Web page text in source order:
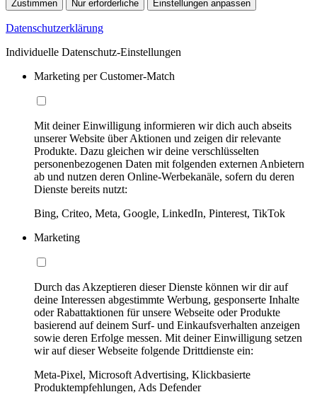
Zustimmen Nur erforderliche Einstellungen anpassen
Datenschutzerklärung
Individuelle Datenschutz-Einstellungen
Marketing per Customer-Match
Mit deiner Einwilligung informieren wir dich auch abseits
unserer Website über Aktionen und zeigen dir relevante
Produkte. Dazu gleichen wir deine verschlüsselten
personenbezogenen Daten mit folgenden externen Anbietern
ab und nutzen deren Online-Werbekanäle, sofern du deren
Dienste bereits nutzt:
Bing, Criteo, Meta, Google, LinkedIn, Pinterest, TikTok
Marketing
Durch das Akzeptieren dieser Dienste können wir dir auf
deine Interessen abgestimmte Werbung, gesponserte Inhalte
oder Rabattaktionen für unsere Webseite oder Produkte
basierend auf deinem Surf- und Einkaufsverhalten anzeigen
sowie deren Erfolge messen. Mit deiner Einwilligung setzen
wir auf dieser Webseite folgende Drittdienste ein:
Meta-Pixel, Microsoft Advertising, Klickbasierte
Produktempfehlungen, Ads Defender